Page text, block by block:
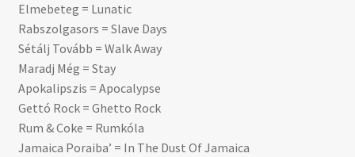
Elmebeteg = Lunatic
Rabszolgasors = Slave Days
Sétálj Tovább = Walk Away
Maradj Még = Stay
Apokalipszis = Apocalypse
Gettó Rock = Ghetto Rock
Rum & Coke = Rumkóla
Jamaica Poraiba’ = In The Dust Of Jamaica